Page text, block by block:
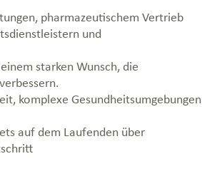
pharmazeutischem Vertrieb
und
starken Wunsch, die
komplexe Gesundheitsumgebungen
auf dem Laufenden über